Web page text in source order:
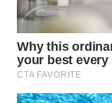
WN
SULUT
WN
MALUKU